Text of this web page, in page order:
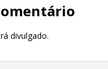
divulgado.